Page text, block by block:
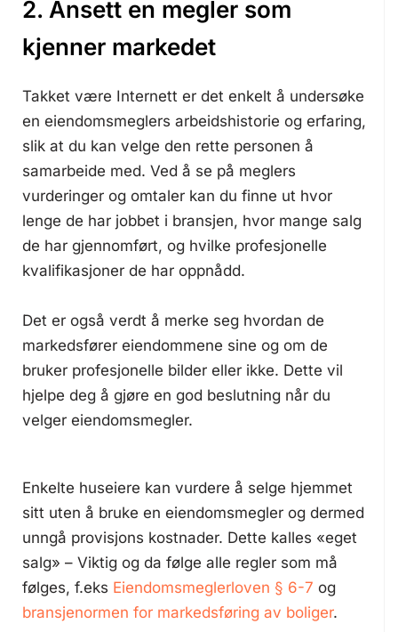
2. Ansett en megler som
kjenner markedet
Takket være Internett er det enkelt å undersøke
en eiendomsmeglers arbeidshistorie og erfaring,
slik at du kan velge den rette personen å
samarbeide med. Ved å se på meglers
vurderinger og omtaler kan du finne ut hvor
lenge de har jobbet i bransjen, hvor mange salg
de har gjennomført, og hvilke profesjonelle
kvalifikasjoner de har oppnådd.
Det er også verdt å merke seg hvordan de
markedsfører eiendommene sine og om de
bruker profesjonelle bilder eller ikke. Dette vil
hjelpe deg å gjøre en god beslutning når du
velger eiendomsmegler.
Enkelte huseiere kan vurdere å selge hjemmet
sitt uten å bruke en eiendomsmegler og dermed
unngå provisjons kostnader. Dette kalles «eget
salg» – Viktig og da følge alle regler som må
følges, f.eks Eiendomsmeglerloven § 6-7 og
bransjenormen for markedsføring av boliger.